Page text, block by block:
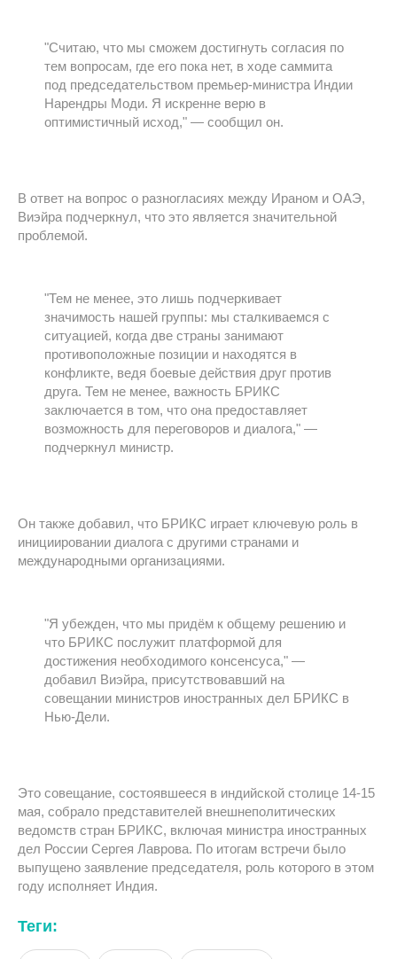
"Считаю, что мы сможем достигнуть согласия по
тем вопросам, где его пока нет, в ходе саммита
под председательством премьер-министра Индии
Нарендры Моди. Я искренне верю в
оптимистичный исход," — сообщил он.
В ответ на вопрос о разногласиях между Ираном и ОАЭ,
Виэйра подчеркнул, что это является значительной
проблемой.
"Тем не менее, это лишь подчеркивает
значимость нашей группы: мы сталкиваемся с
ситуацией, когда две страны занимают
противоположные позиции и находятся в
конфликте, ведя боевые действия друг против
друга. Тем не менее, важность БРИКС
заключается в том, что она предоставляет
возможность для переговоров и диалога," —
подчеркнул министр.
Он также добавил, что БРИКС играет ключевую роль в
инициировании диалога с другими странами и
международными организациями.
"Я убежден, что мы придём к общему решению и
что БРИКС послужит платформой для
достижения необходимого консенсуса," —
добавил Виэйра, присутствовавший на
совещании министров иностранных дел БРИКС в
Нью-Дели.
Это совещание, состоявшееся в индийской столице 14-15
мая, собрало представителей внешнеполитических
ведомств стран БРИКС, включая министра иностранных
дел России Сергея Лаврова. По итогам встречи было
выпущено заявление председателя, роль которого в этом
году исполняет Индия.
Теги: